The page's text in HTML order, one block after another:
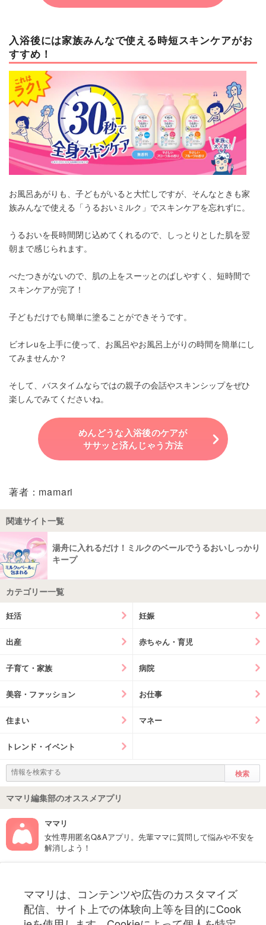
入浴後には家族みんなで使える時短スキンケアがお
すすめ！
お風呂あがりも、子どもがいると大忙しですが、そんなときも家
族みんなで使える「うるおいミルク」でスキンケアを忘れずに。
うるおいを長時間閉じ込めてくれるので、しっとりとした肌を翌
朝まで感じられます。
べたつきがないので、肌の上をスーッとのばしやすく、短時間で
スキンケアが完了！
子どもだけでも簡単に塗ることができそうです。
ビオレuを上手に使って、お風呂やお風呂上がりの時間を簡単にし
てみませんか？
そして、バスタイムならではの親子の会話やスキンシップをぜひ
楽しんでみてくださいね。
めんどうな入浴後のケアが
ササッと済んじゃう方法
著者：mamari
関連サイト一覧
湯舟に入れるだけ！ミルクのベールでうるおいしっかり
キープ
カテゴリー一覧
妊活 妊娠
出産 赤ちゃん・育児
子育て・家族 病院
美容・ファッション お仕事
住まい マネー
トレンド・イベント
ママリ編集部のオススメアプリ
ママリ
女性専用匿名Q&Aアプリ。先輩ママに質問して悩みや不安を
解消しよう！
ママリは、コンテンツや広告のカスタマイズ
配信、サイト上での体験向上等を目的にCook
妊娠〜子育て中のお役立ち情報を配信中